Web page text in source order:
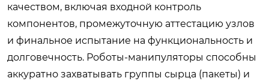
качеством, включая входной контроль
компонентов, промежуточную аттестацию узлов
и финальное испытание на функциональность и
долговечность. Роботы-манипуляторы способны
аккуратно захватывать группы сырца (пакеты) и